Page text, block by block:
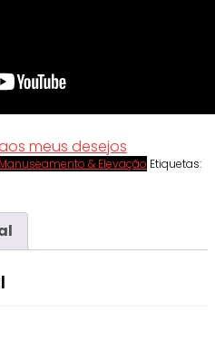
meus desejos
Manuseamento & Elevação Etiquetas: